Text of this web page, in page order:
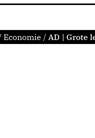
Economie / AD | Grote